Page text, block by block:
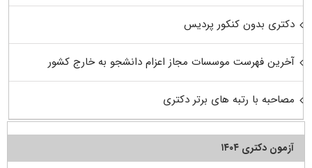
دکتری بدون کنکور پردیس
آخرین فهرست موسسات مجاز اعزام دانشجو به خارج کشور
مصاحبه با رتبه های برتر دکتری
آزمون دکتری ۱۴۰۴